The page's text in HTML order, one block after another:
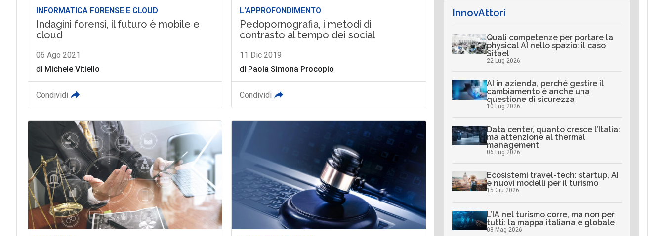
INFORMATICA FORENSE E CLOUD
Indagini forensi, il futuro è mobile e
cloud
06 Ago 2021
di Michele Vitiello
Condividi
L'APPROFONDIMENTO
Pedopornografia, i metodi di
contrasto al tempo dei social
11 Dic 2019
di Paola Simona Procopio
Condividi
InnovAttori
Quali competenze per portare la
physical AI nello spazio: il caso
Sitael
22 Lug 2026
AI in azienda, perché gestire il
cambiamento è anche una
questione di sicurezza
10 Lug 2026
Data center, quanto cresce l’Italia:
ma attenzione al thermal
management
06 Lug 2026
Ecosistemi travel-tech: startup, AI
e nuovi modelli per il turismo
15 Giu 2026
L’IA nel turismo corre, ma non per
tutti: la mappa italiana e globale
08 Mag 2026